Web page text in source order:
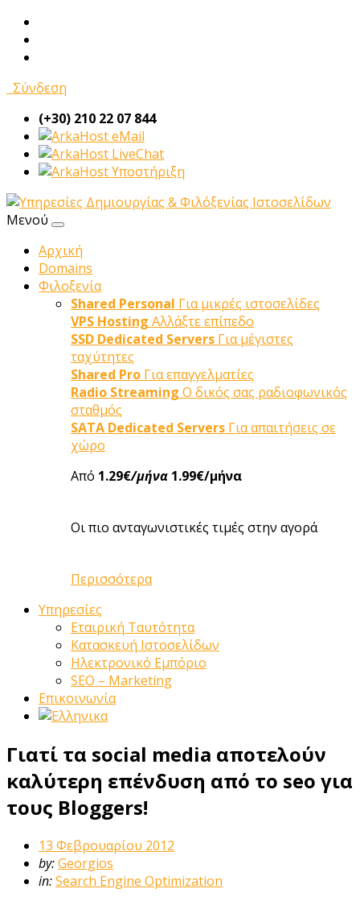
Σύνδεση
(+30) 210 22 07 844
eMail
LiveChat
Υποστήριξη
Μενού
Αρχική
Domains
Φιλοξενία
Shared Personal Για μικρές ιστοσελίδες
VPS Hosting Αλλάξτε επίπεδο
SSD Dedicated Servers Για μέγιστες
ταχύτητες
Shared Pro Για επαγγελματίες
Radio Streaming Ο δικός σας ραδιοφωνικός
σταθμός
SATA Dedicated Servers Για απαιτήσεις σε
χώρο
Από 1.29€/μήνα 1.99€/μήνα
Οι πιο ανταγωνιστικές τιμές στην αγορά
Περισσότερα
Υπηρεσίες
Εταιρική Ταυτότητα
Κατασκευή Ιστοσελίδων
Ηλεκτρονικό Εμπόριο
SEO – Marketing
Επικοινωνία
Γιατί τα social media αποτελούν
καλύτερη επένδυση από το seo για
τους Bloggers!
13 Φεβρουαρίου 2012
by:Georgios
in:Search Engine Optimization